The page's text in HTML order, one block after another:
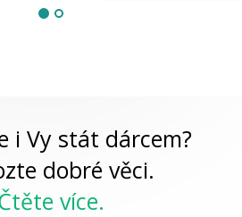
i Vy stát dárcem?
dobré věci.
více.